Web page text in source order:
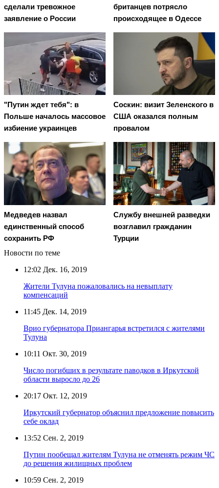
сделали тревожное
заявление о России
британцев потрясло
происходящее в Одессе
"Путин ждет тебя": в
Польше началось массовое
избиение украинцев
Соскин: визит Зеленского в
США оказался полным
провалом
Медведев назвал
единственный способ
сохранить РФ
Службу внешней разведки
возглавил гражданин
Турции
Новости по теме
12:02 Дек. 16, 2019
Жители Тулуна пожаловались на невыплату
компенсаций
11:45 Дек. 14, 2019
Врио губернатора Приангарья встретился с жителями
Тулуна
10:11 Окт. 30, 2019
Число погибших в результате паводков в Иркутской
области выросло до 26
20:17 Окт. 12, 2019
Иркутский губернатор объяснил предложение повысить
себе оклад
13:52 Сен. 2, 2019
Путин пообещал жителям Тулуна не отменять режим ЧС
до решения жилищных проблем
10:59 Сен. 2, 2019